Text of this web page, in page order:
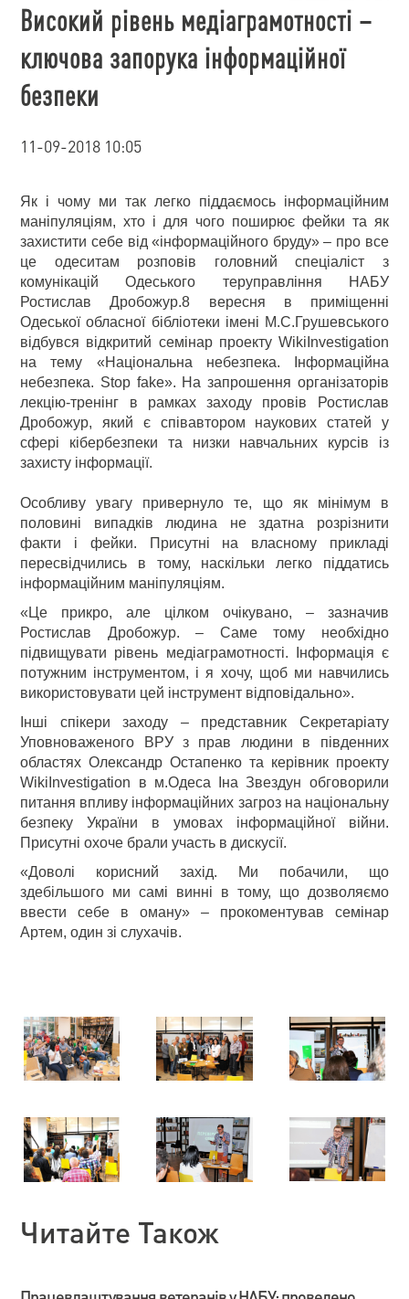
Високий рівень медіаграмотності –
ключова запорука інформаційної
безпеки
11-09-2018 10:05
Як і чому ми так легко піддаємось інформаційним
маніпуляціям, хто і для чого поширює фейки та як
захистити себе від «інформаційного бруду» – про все
це одеситам розповів головний спеціаліст з
комунікацій Одеського теруправління НАБУ
Ростислав Дробожур.8 вересня в приміщенні
Одеської обласної бібліотеки імені М.С.Грушевського
відбувся відкритий семінар проекту WikiInvestigation
на тему «Національна небезпека. Інформаційна
небезпека. Stop fake». На запрошення організаторів
лекцію-тренінг в рамках заходу провів Ростислав
Дробожур, який є співавтором наукових статей у
сфері кібербезпеки та низки навчальних курсів із
захисту інформації.
Особливу увагу привернуло те, що як мінімум в
половині випадків людина не здатна розрізнити
факти і фейки. Присутні на власному прикладі
пересвідчились в тому, наскільки легко піддатись
інформаційним маніпуляціям.
«Це прикро, але цілком очікувано, – зазначив
Ростислав Дробожур. – Саме тому необхідно
підвищувати рівень медіаграмотності. Інформація є
потужним інструментом, і я хочу, щоб ми навчились
використовувати цей інструмент відповідально».
Інші спікери заходу – представник Секретаріату
Уповноваженого ВРУ з прав людини в південних
областях Олександр Остапенко та керівник проекту
WikiInvestigation в м.Одеса Іна Звездун обговорили
питання впливу інформаційних загроз на національну
безпеку України в умовах інформаційної війни.
Присутні охоче брали участь в дискусії.
«Доволі корисний захід. Ми побачили, що
здебільшого ми самі винні в тому, що дозволяємо
ввести себе в оману» – прокоментував семінар
Артем, один зі слухачів.
Читайте Також